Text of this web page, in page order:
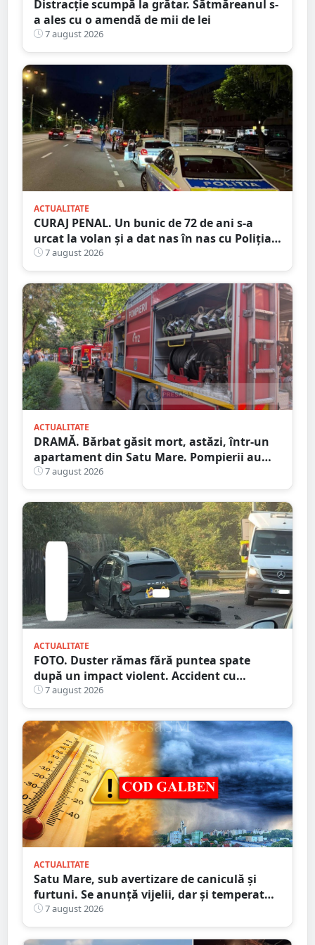
Distracție scumpă la grătar. Sătmăreanul s-
a ales cu o amendă de mii de lei
7 august 2026
ACTUALITATE
CURAJ PENAL. Un bunic de 72 de ani s-a
urcat la volan și a dat nas în nas cu Poliția
Satu Mare
7 august 2026
ACTUALITATE
DRAMĂ. Bărbat găsit mort, astăzi, într-un
apartament din Satu Mare. Pompierii au
spart ușa
7 august 2026
ACTUALITATE
FOTO. Duster rămas fără puntea spate
după un impact violent. Accident cu
implicarea unei mașini din Satu Mare
7 august 2026
ACTUALITATE
Satu Mare, sub avertizare de caniculă și
furtuni. Se anunță vijelii, dar și temperaturi
ridicate. Avertizarea ANM
7 august 2026